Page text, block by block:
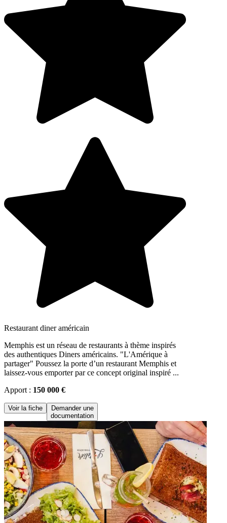
Restaurant diner américain
Memphis est un réseau de restaurants à thème inspirés
des authentiques Diners américains. "L'Amérique à
partager" Poussez la porte d’un restaurant Memphis et
laissez-vous emporter par ce concept original inspiré ...
Apport : 150 000 €
Voir la fiche
Demander une
documentation